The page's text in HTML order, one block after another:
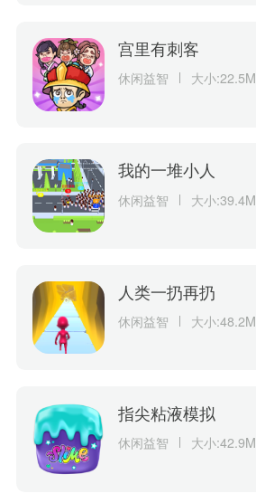
宫里有刺客
休闲益智 大小:22.5M
我的一堆小人
休闲益智 大小:39.4M
人类一扔再扔
休闲益智 大小:48.2M
指尖粘液模拟
休闲益智 大小:42.9M